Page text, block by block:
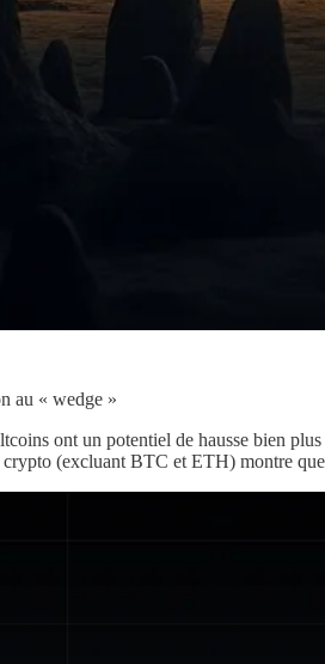
au « wedge »
ont un potentiel de hausse bien
(excluant BTC et ETH) montre